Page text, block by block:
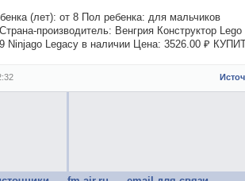
(лет): от 8 Пол ребенка: для мальчиков
производитель: Венгрия Конструктор Lego
Ninjago Legacy в наличии Цена: 3526.00 ₽